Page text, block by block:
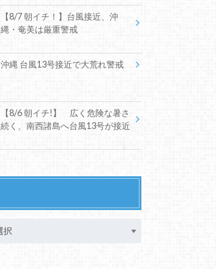
【8/7 朝イチ！】台風接近、沖
縄・奄美は厳重警戒
沖縄 台風13号接近で大荒れ警戒
【8/6 朝イチ!】 広く危険な暑さ
続く、南西諸島へ台風13号が接近